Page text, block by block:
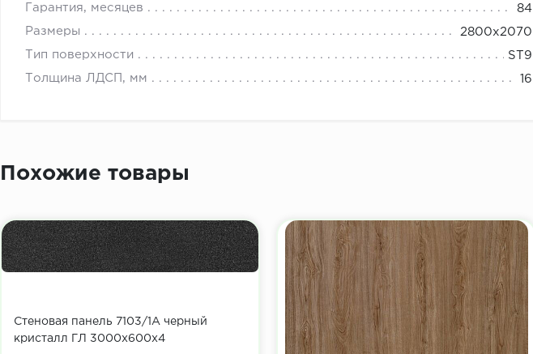
Гарантия, месяцев 84
Размеры 2800x2070
Тип поверхности ST9
Толщина ЛДСП, мм 16
Похожие товары
Стеновая панель 7103/1А черный
кристалл ГЛ 3000х600х4